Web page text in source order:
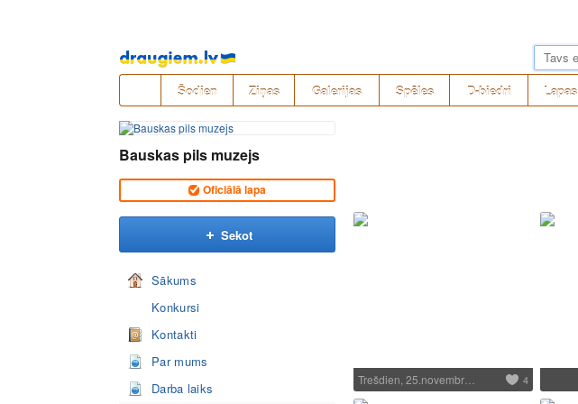
Pāriet
uz
saturu
Šodien Ziņas Galerijas Spēles D-biedri Lapas
Bauskas pils muzejs
Oficiālā lapa
Sekot
Sākums
Konkursi
Kontakti
Par mums
Darba laiks
Trešdien, 25.novembr… 4